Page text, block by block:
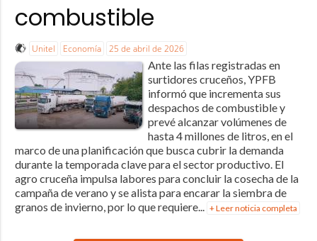
combustible
Unitel Economía 25 de abril de 2026
Ante las filas registradas en
surtidores cruceños, YPFB
informó que incrementa sus
despachos de combustible y
prevé alcanzar volúmenes de
hasta 4 millones de litros, en el
marco de una planificación que busca cubrir la demanda
durante la temporada clave para el sector productivo. El
agro cruceña impulsa labores para concluir la cosecha de la
campaña de verano y se alista para encarar la siembra de
granos de invierno, por lo que requiere... + Leer noticia completa